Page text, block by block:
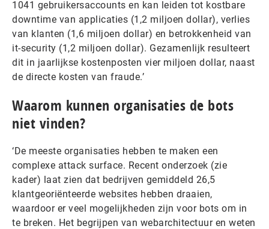
1041 gebruikersaccounts en kan leiden tot kostbare
downtime van applicaties (1,2 miljoen dollar), verlies
van klanten (1,6 miljoen dollar) en betrokkenheid van
it-security (1,2 miljoen dollar). Gezamenlijk resulteert
dit in jaarlijkse kostenposten vier miljoen dollar, naast
de directe kosten van fraude.’
Waarom kunnen organisaties de bots
niet vinden?
‘De meeste organisaties hebben te maken een
complexe attack surface. Recent onderzoek (zie
kader) laat zien dat bedrijven gemiddeld 26,5
klantgeoriënteerde websites hebben draaien,
waardoor er veel mogelijkheden zijn voor bots om in
te breken. Het begrijpen van webarchitectuur en weten